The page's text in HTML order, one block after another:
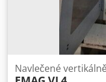
Navlečené